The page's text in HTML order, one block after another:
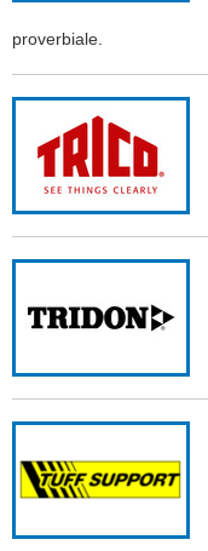
proverbiale.